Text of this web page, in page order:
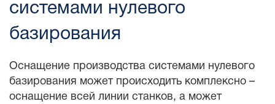
системами нулевого
базирования
Оснащение производства системами нулевого
базирования может происходить комплексно –
оснащение всей линии станков, а может